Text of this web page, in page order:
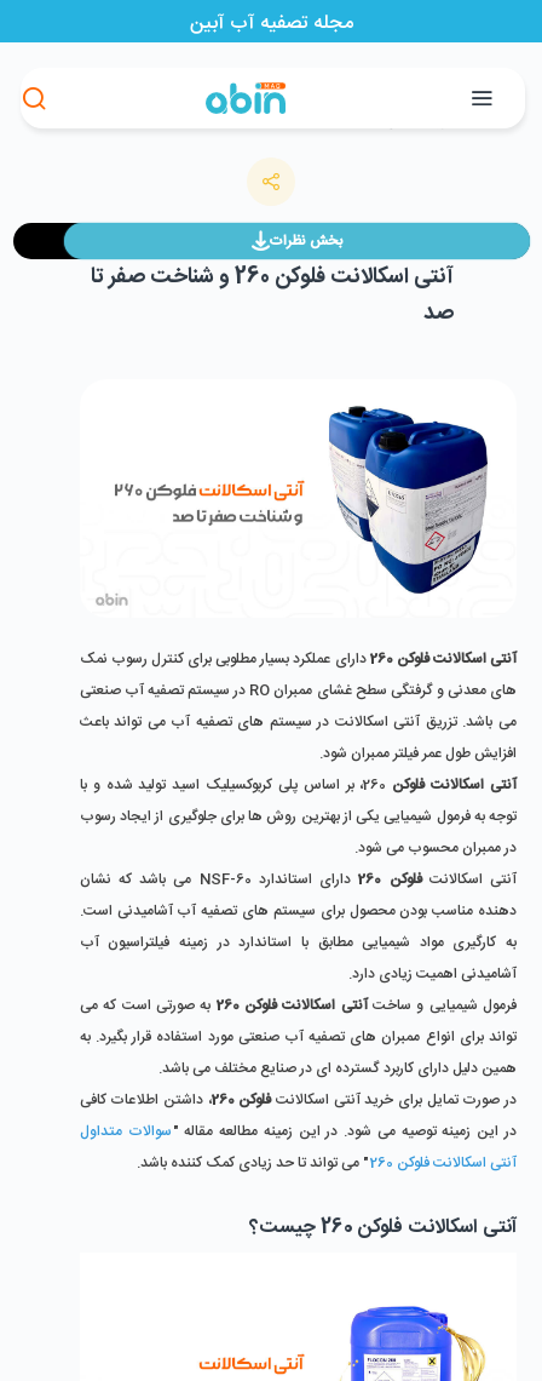
مجله تصفیه آب آبین
>
بخش نظرات
آنتی اسکالانت فلوکن 260 و شناخت صفر تا
صد
آنتی اسکالانت فلوکن 260
دارای عملکرد بسیار مطلوبی برای کنترل رسوب نمک
های معدنی و گرفتگی سطح غشای ممبران RO در سیستم تصفیه آب صنعتی
می باشد. تزریق آنتی اسکالانت در سیستم های تصفیه آب می تواند باعث
افزایش طول عمر فیلتر ممبران شود.
آنتی اسکالانت فلوکن
260، بر اساس پلی کربوکسیلیک اسید تولید شده و با
توجه به فرمول شیمیایی یکی از بهترین روش ها برای جلوگیری از ایجاد رسوب
در ممبران محسوب می شود.
آنتی اسکالانتفلوکن 260
دارای استاندارد NSF-60 می باشد که نشان
دهنده مناسب بودن محصول برای سیستم های تصفیه آب آشامیدنی است.
به کارگیری مواد شیمیایی مطابق با استاندارد در زمینه فیلتراسیون آب
آشامیدنی اهمیت زیادی دارد.
فرمول شیمیایی و ساختآنتی اسکالانت فلوکن 260
به صورتی است که می
تواند برای انواع ممبران های تصفیه آب صنعتی مورد استفاده قرار بگیرد. به
همین دلیل دارای کاربرد گسترده ای در صنایع مختلف می باشد.
در صورت تمایل برای خرید آنتی اسکالانتفلوکن 260
، داشتن اطلاعات کافی
در این زمینه توصیه می شود. در این زمینه مطالعه مقاله "سوالات متداول
آنتی اسکالانت فلوکن 260
" می تواند تا حد زیادی کمک کننده باشد.
آنتی اسکالانت فلوکن 260 چیست؟